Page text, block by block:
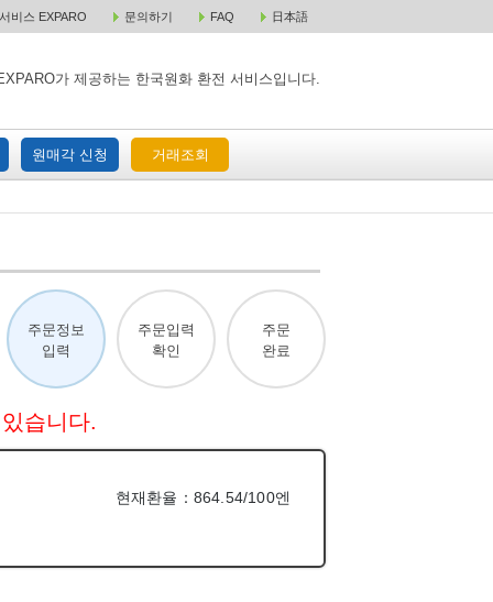
비스 EXPARO 문의하기 FAQ 日本語
가 제공하는 한국원화 환전 서비스입니다.
원매각 신청 거래조회
택배 주문 원매각 주문 거래조회
주문정보
입력
주문입력
확인
주문
완료
습니다.
현재환율：864.54/100엔